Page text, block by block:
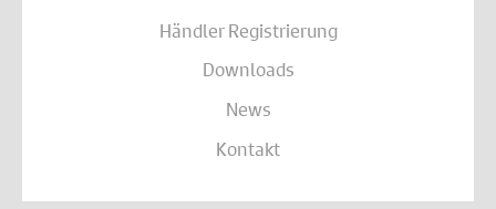
Händler Registrierung
Downloads
News
Kontakt